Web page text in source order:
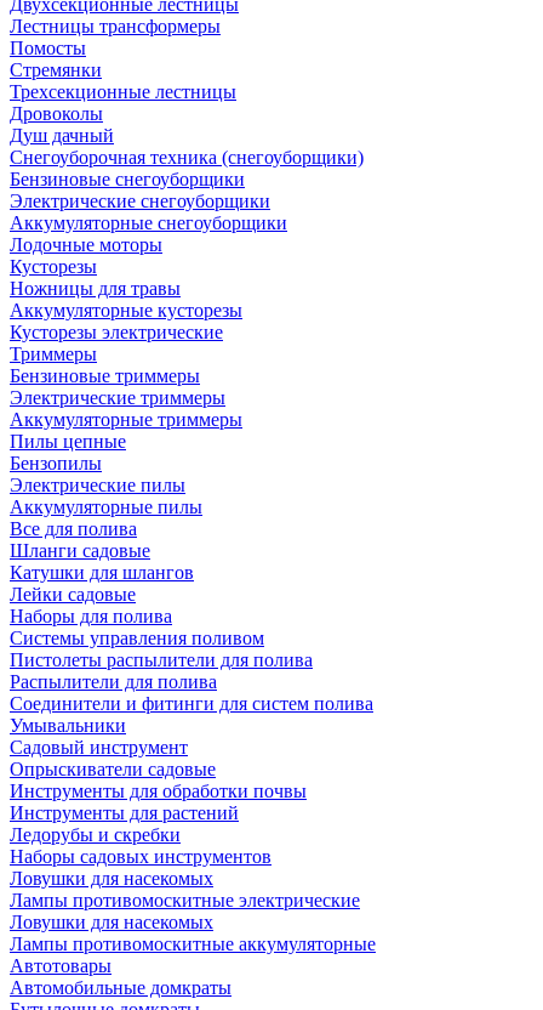
Двухсекционные лестницы
Лестницы трансформеры
Помосты
Стремянки
Трехсекционные лестницы
Дровоколы
Душ дачный
Снегоуборочная техника (снегоуборщики)
Бензиновые снегоуборщики
Электрические снегоуборщики
Аккумуляторные снегоуборщики
Лодочные моторы
Кусторезы
Ножницы для травы
Аккумуляторные кусторезы
Кусторезы электрические
Триммеры
Бензиновые триммеры
Электрические триммеры
Аккумуляторные триммеры
Пилы цепные
Бензопилы
Электрические пилы
Аккумуляторные пилы
Все для полива
Шланги садовые
Катушки для шлангов
Лейки садовые
Наборы для полива
Системы управления поливом
Пистолеты распылители для полива
Распылители для полива
Соединители и фитинги для систем полива
Умывальники
Садовый инструмент
Опрыскиватели садовые
Инструменты для обработки почвы
Инструменты для растений
Ледорубы и скребки
Наборы садовых инструментов
Ловушки для насекомых
Лампы противомоскитные электрические
Ловушки для насекомых
Лампы противомоскитные аккумуляторные
Автотовары
Автомобильные домкраты